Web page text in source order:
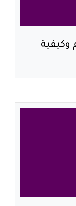
وكيفية